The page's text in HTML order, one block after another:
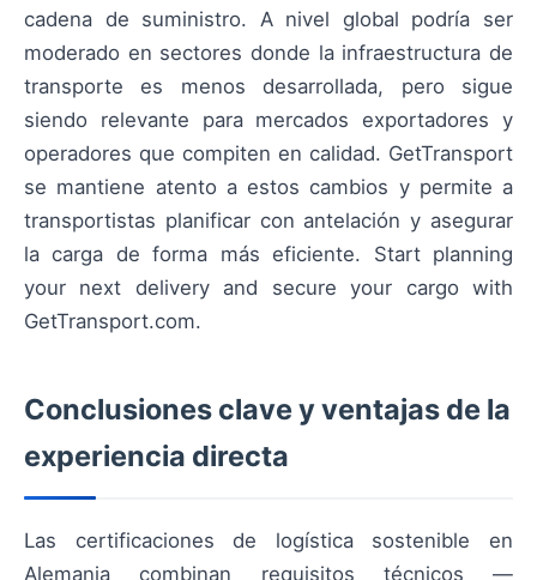
cadena de suministro. A nivel global podría ser
moderado en sectores donde la infraestructura de
transporte es menos desarrollada, pero sigue
siendo relevante para mercados exportadores y
operadores que compiten en calidad. GetTransport
se mantiene atento a estos cambios y permite a
transportistas planificar con antelación y asegurar
la carga de forma más eficiente. Start planning
your next delivery and secure your cargo with
GetTransport.com.
Conclusiones clave y ventajas de la
experiencia directa
Las certificaciones de logística sostenible en
Alemania combinan requisitos técnicos —